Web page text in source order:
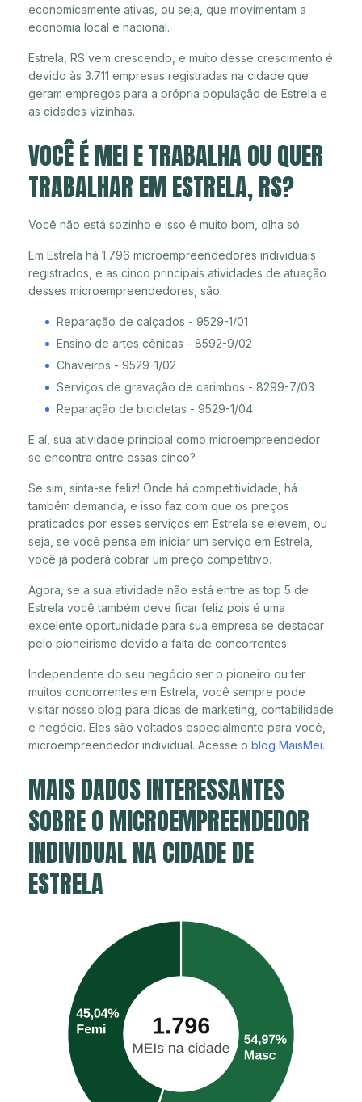
economicamente ativas, ou seja, que movimentam a
economia local e nacional.
Estrela, RS vem crescendo, e muito desse crescimento é
devido às 3.711 empresas registradas na cidade que
geram empregos para a própria população de Estrela e
as cidades vizinhas.
VOCÊ É MEI E TRABALHA OU QUER
TRABALHAR EM ESTRELA, RS?
Você não está sozinho e isso é muito bom, olha só:
Em Estrela há 1.796 microempreendedores individuais
registrados, e as cinco principais atividades de atuação
desses microempreendedores, são:
Reparação de calçados - 9529-1/01
Ensino de artes cênicas - 8592-9/02
Chaveiros - 9529-1/02
Serviços de gravação de carimbos - 8299-7/03
Reparação de bicicletas - 9529-1/04
E aí, sua atividade principal como microempreendedor
se encontra entre essas cinco?
Se sim, sinta-se feliz! Onde há competitividade, há
também demanda, e isso faz com que os preços
praticados por esses serviços em Estrela se elevem, ou
seja, se você pensa em iniciar um serviço em Estrela,
você já poderá cobrar um preço competitivo.
Agora, se a sua atividade não está entre as top 5 de
Estrela você também deve ficar feliz pois é uma
excelente oportunidade para sua empresa se destacar
pelo pioneirismo devido a falta de concorrentes.
Independente do seu negócio ser o pioneiro ou ter
muitos concorrentes em Estrela, você sempre pode
visitar nosso blog para dicas de marketing, contabilidade
e negócio. Eles são voltados especialmente para você,
microempreendedor individual. Acesse o blog MaisMei.
MAIS DADOS INTERESSANTES
SOBRE O MICROEMPREENDEDOR
INDIVIDUAL NA CIDADE DE
ESTRELA